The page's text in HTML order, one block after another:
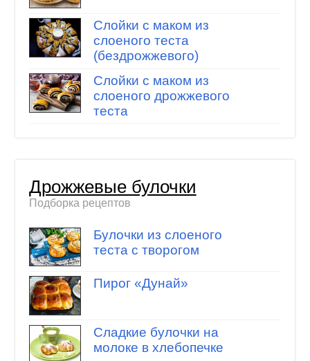
Слойки с маком из
слоеного теста
(бездрожжевого)
Слойки с маком из
слоеного дрожжевого
теста
Дрожжевые булочки
Подборка рецептов
Булочки из слоеного
теста с творогом
Пирог «Дунай»
Сладкие булочки на
молоке в хлебопечке